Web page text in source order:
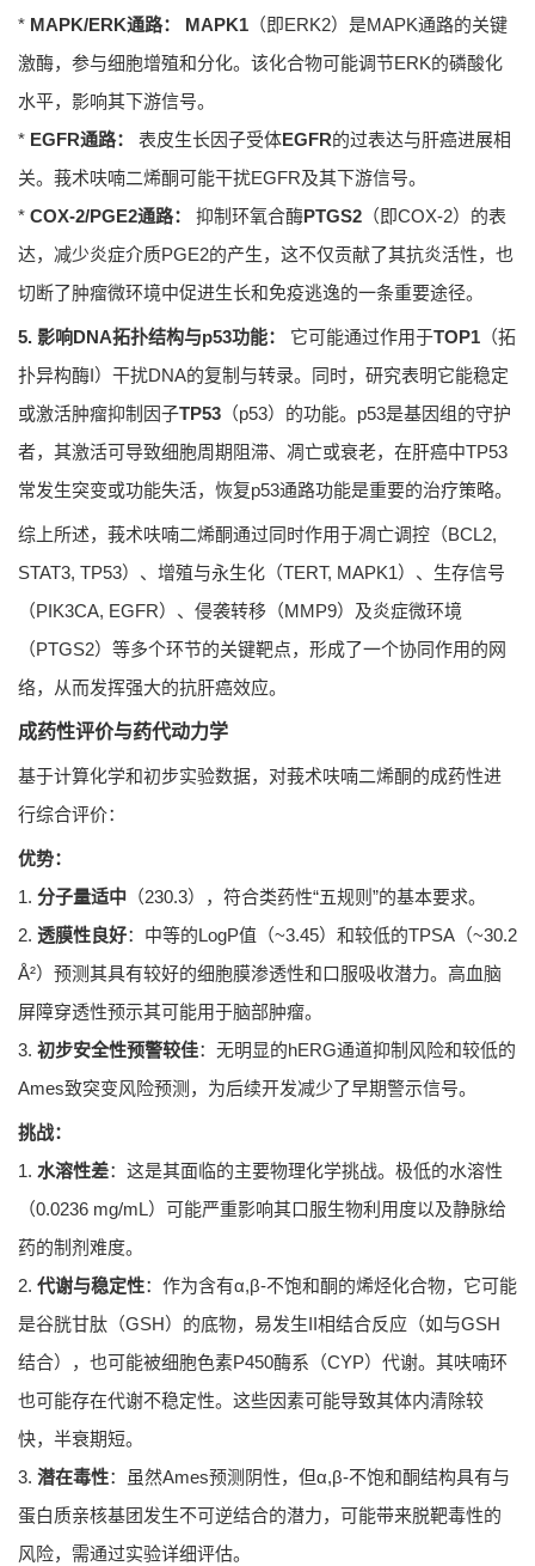
* MAPK/ERK通路： MAPK1 （即ERK2）是MAPK通路的关键
激酶，参与细胞增殖和分化。该化合物可能调节ERK的磷酸化
水平，影响其下游信号。
* EGFR通路： 表皮生长因子受体EGFR的过表达与肝癌进展相
关。莪术呋喃二烯酮可能干扰EGFR及其下游信号。
* COX-2/PGE2通路： 抑制环氧合酶PTGS2 （即COX-2）的表
达，减少炎症介质PGE2的产生，这不仅贡献了其抗炎活性，也
切断了肿瘤微环境中促进生长和免疫逃逸的一条重要途径。
5. 影响DNA拓扑结构与p53功能： 它可能通过作用于TOP1 （拓
扑异构酶I）干扰DNA的复制与转录。同时，研究表明它能稳定
或激活肿瘤抑制因子TP53 （p53）的功能。p53是基因组的守护
者，其激活可导致细胞周期阻滞、凋亡或衰老，在肝癌中TP53
常发生突变或功能失活，恢复p53通路功能是重要的治疗策略。
综上所述，莪术呋喃二烯酮通过同时作用于凋亡调控（BCL2,
STAT3, TP53）、增殖与永生化（TERT, MAPK1）、生存信号
（PIK3CA, EGFR）、侵袭转移（MMP9）及炎症微环境
（PTGS2）等多个环节的关键靶点，形成了一个协同作用的网
络，从而发挥强大的抗肝癌效应。
成药性评价与药代动力学
基于计算化学和初步实验数据，对莪术呋喃二烯酮的成药性进
行综合评价：
优势：
1. 分子量适中 （230.3），符合类药性“五规则”的基本要求。
2. 透膜性良好：中等的LogP值（~3.45）和较低的TPSA（~30.2
Å²）预测其具有较好的细胞膜渗透性和口服吸收潜力。高血脑
屏障穿透性预示其可能用于脑部肿瘤。
3. 初步安全性预警较佳：无明显的hERG通道抑制风险和较低的
Ames致突变风险预测，为后续开发减少了早期警示信号。
挑战：
1. 水溶性差：这是其面临的主要物理化学挑战。极低的水溶性
（0.0236 mg/mL）可能严重影响其口服生物利用度以及静脉给
药的制剂难度。
2. 代谢与稳定性：作为含有α,β-不饱和酮的烯烃化合物，它可能
是谷胱甘肽（GSH）的底物，易发生II相结合反应（如与GSH
结合），也可能被细胞色素P450酶系（CYP）代谢。其呋喃环
也可能存在代谢不稳定性。这些因素可能导致其体内清除较
快，半衰期短。
3. 潜在毒性：虽然Ames预测阴性，但α,β-不饱和酮结构具有与
蛋白质亲核基团发生不可逆结合的潜力，可能带来脱靶毒性的
风险，需通过实验详细评估。